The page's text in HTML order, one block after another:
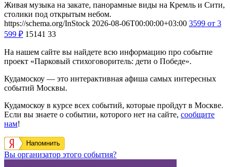
Живая музыка на закате, панорамные виды на Кремль и Сити,
столики под открытым небом.
https://schema.org/InStock 2026-08-06T00:00:00+03:00 3599 от 3
599 ₽ 15141 33
На нашем сайте вы найдете всю информацию про событие
проект «Парковый стихоговоритель: дети о Победе».
Кудамоскоу — это интерактивная афиша самых интересных
событий Москвы.
Кудамоскоу в курсе всех событий, которые пройдут в Москве.
Если вы знаете о событии, которого нет на сайте, сообщите
нам!
Напомнить
Вы организатор этого события?